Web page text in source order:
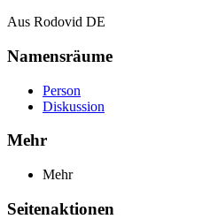
Aus Rodovid DE
Namensräume
Person
Diskussion
Mehr
Mehr
Seitenaktionen